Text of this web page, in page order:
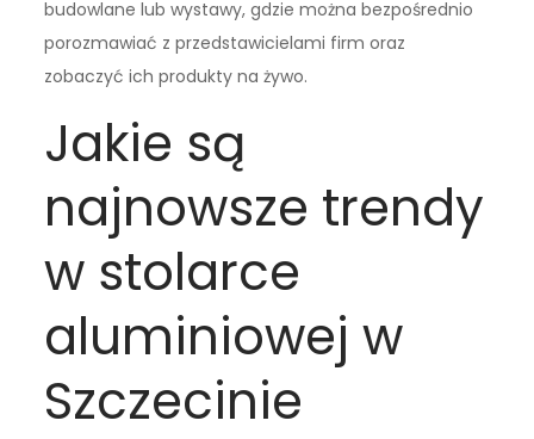
budowlane lub wystawy, gdzie można bezpośrednio
porozmawiać z przedstawicielami firm oraz
zobaczyć ich produkty na żywo.
Jakie są
najnowsze trendy
w stolarce
aluminiowej w
Szczecinie